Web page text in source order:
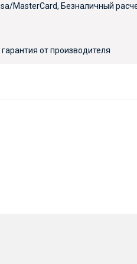
MasterCard, Безналичный
от производителя